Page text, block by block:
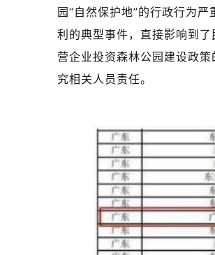
园“自然保护地”的行政行为
利的典型事件，直接影响到
营企业投资森林公园建设政
究相关人员责任。